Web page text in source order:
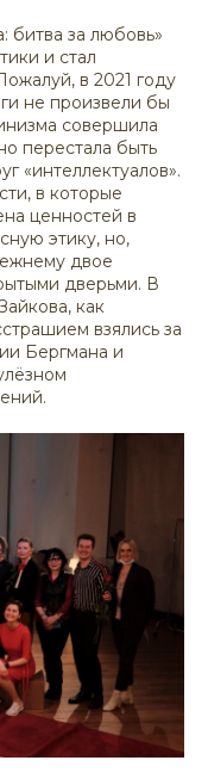
битва за любовь»
и стал
в 2021 году
не произвели бы
совершила
перестала быть
«интеллектуалов».
в которые
ценностей в
этику, но,
двое
дверьми. В
как
взялись за
Бергмана и